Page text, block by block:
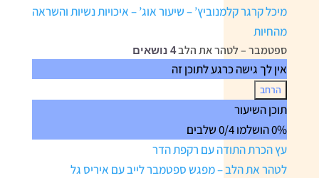
מיכל קרגר קלמנוביץ’ – שיעור אוג’ – איכויות נשיות והשראה
מהחיות
ספטמבר – לטהר את הלב4 נושאים
אין לך גישה כרגע לתוכן זה
הרחב
ספטמבר
–
לטהר
את
הלב
תוכן השיעור
0% הושלמו
0/4 שלבים
עץ הכרת התודה עם רקפת הדר
לטהר את הלב – מפגש ספטמבר לייב עם איריס גל